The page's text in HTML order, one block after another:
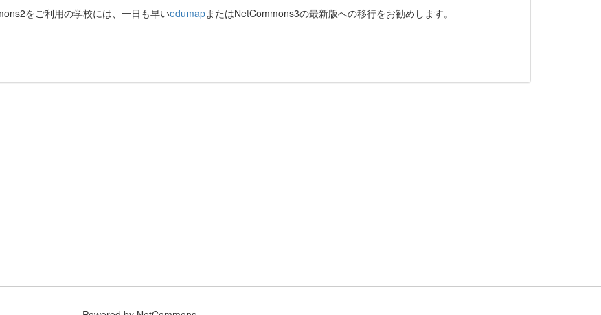
をご利用の学校には、一日も早いedumapまたはNetCommons3の最新版への移行をお勧めします。